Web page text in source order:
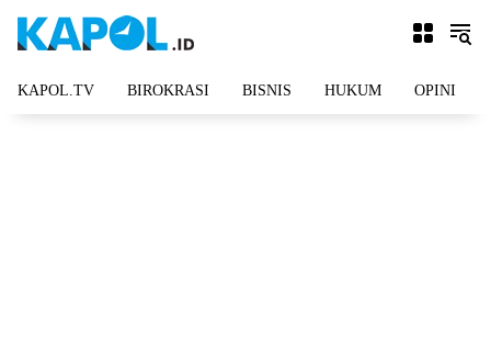
KAPOL.TV BIROKRASI BISNIS HUKUM OPINI